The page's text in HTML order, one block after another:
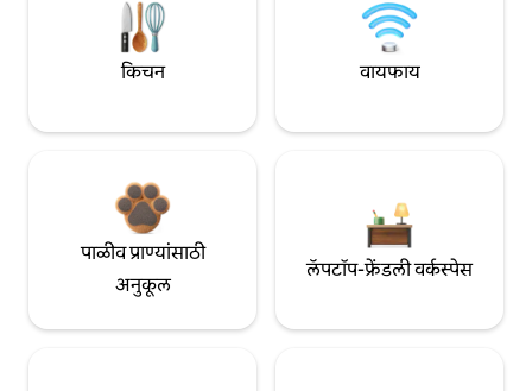
किचन वायफाय
पाळीव प्राण्यांसाठी
अनुकूल
लॅपटॉप-फ्रेंडली वर्कस्पेस